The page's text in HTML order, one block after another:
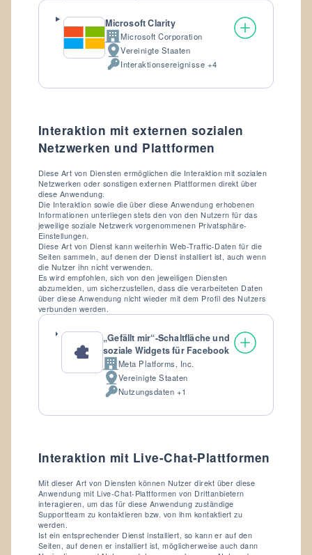
Microsoft Clarity
Firma:Microsoft Corporation
Verarbeitungsort:
Vereinigte Staaten
Verarbeitete
Daten:
Interaktionsereignisse +4
Interaktion mit externen sozialen
Netzwerken und Plattformen
Diese Art von Diensten ermöglichen die Interaktion mit sozialen
Netzwerken oder sonstigen externen Plattformen direkt über
diese Anwendung.
Die Interaktion sowie die über diese Anwendung erhobenen
Informationen unterliegen stets den von den Nutzern für das
jeweilige soziale Netzwerk vorgenommenen Privatsphäre-
Einstellungen.
Diese Art von Dienst kann weiterhin Web-Traffic-Daten für die
Seiten sammeln, auf denen der Dienst installiert ist, auch wenn
die Nutzer ihn nicht verwenden.
Es wird empfohlen, sich von den jeweiligen Diensten
abzumelden, um sicherzustellen, dass die verarbeiteten Daten
über diese Anwendung nicht wieder mit dem Profil des Nutzers
verbunden werden.
„Gefällt mir“-Schaltfläche und
soziale Widgets für Facebook
Firma:Meta Platforms, Inc.
Verarbeitungsort:
Vereinigte Staaten
Verarbeitete
Daten:
Nutzungsdaten +1
Interaktion mit Live-Chat-Plattformen
Mit dieser Art von Diensten können Nutzer direkt über diese
Anwendung mit Live-Chat-Plattformen von Drittanbietern
interagieren, um das für diese Anwendung zuständige
Supportteam zu kontaktieren bzw. von ihm kontaktiert zu
werden.
Ist ein entsprechender Dienst installiert, so kann er auf den
Seiten, auf denen er installiert ist, möglicherweise auch dann